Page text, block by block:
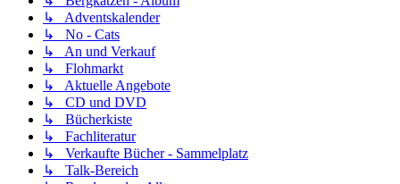
↳ Adventskalender
↳ No - Cats
↳ An und Verkauf
↳ Flohmarkt
↳ Aktuelle Angebote
↳ CD und DVD
↳ Bücherkiste
↳ Fachliteratur
↳ Verkaufte Bücher - Sammelplatz
↳ Talk-Bereich